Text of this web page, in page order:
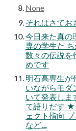
None
それはさてお
今日来た真の
専の学生た
数々の伝説を
めです
明石高専生
いながらモ
いて発表しま
て語りだす ★
ェクト指向
など…